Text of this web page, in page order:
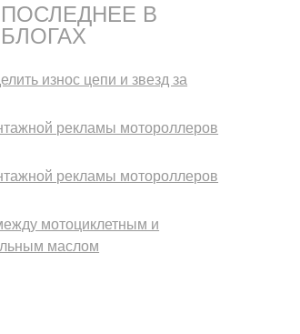
ПОСЛЕДНЕЕ В
БЛОГАХ
износ цепи и звезд за
рекламы мотороллеров
рекламы мотороллеров
мотоциклетным и
маслом